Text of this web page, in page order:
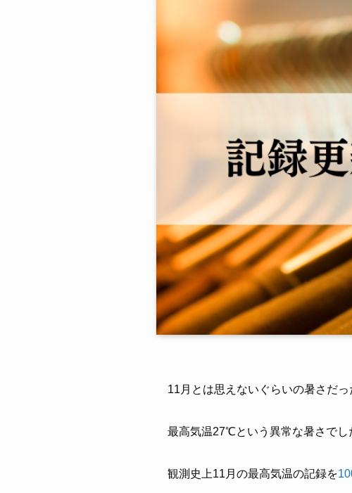
11月とは思えないぐらいの暑さだっ
最高気温27℃という異常な暑さでし
観測史上11月の最高気温の記録を